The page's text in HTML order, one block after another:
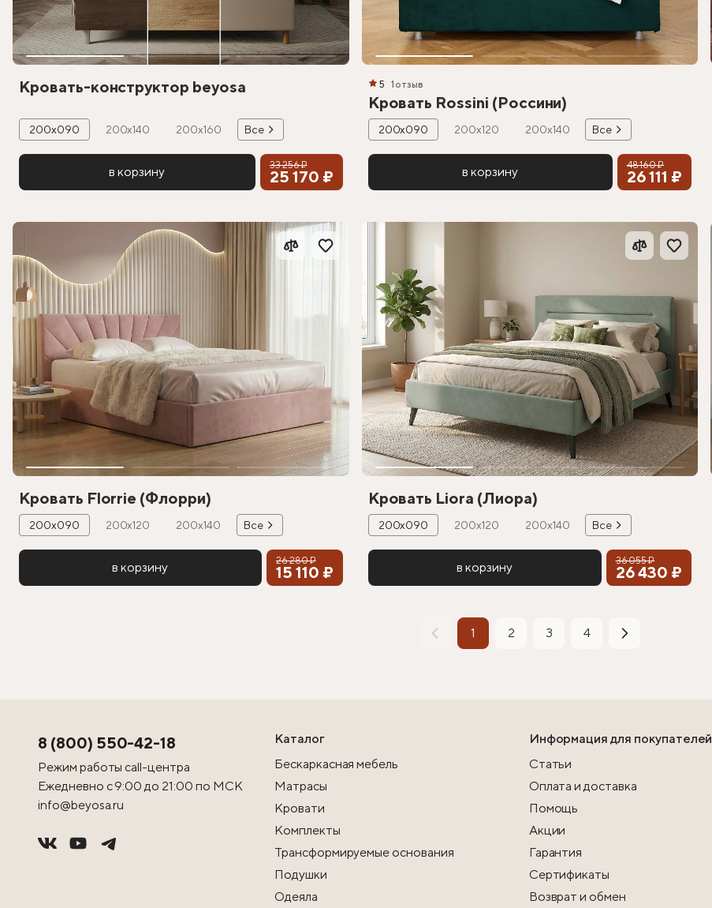
Кровать-конструктор beyosa
200х090 200х140 200х160 Все
в корзину 33 256 ₽
25 170 ₽
5 1 отзыв
Кровать Rossini (Россини)
200х090 200х120 200х140 Все
в корзину 48 160 ₽
26 111 ₽
Кровать Florrie (Флорри)
200х090 200х120 200х140 Все
в корзину 26 280 ₽
15 110 ₽
Кровать Liora (Лиора)
200х090 200х120 200х140 Все
в корзину 36 055 ₽
26 430 ₽
1 2 3 4
8 (800) 550-42-18
Режим работы call-центра
Ежедневно с 9:00 до 21:00 по МСК
info@beyosa.ru
Каталог
Бескаркасная мебель
Матрасы
Кровати
Комплекты
Трансформируемые основания
Подушки
Одеяла
Информация для покупателей
Статьи
Оплата и доставка
Помощь
Акции
Гарантия
Сертификаты
Возврат и обмен